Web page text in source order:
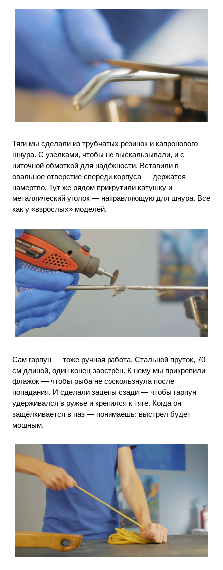
Тяги мы сделали из трубчатых резинок и капронового
шнура. С узелками, чтобы не выскальзывали, и с
ниточной обмоткой для надёжности. Вставили в
овальное отверстие спереди корпуса — держатся
намертво. Тут же рядом прикрутили катушку и
металлический уголок — направляющую для шнура. Все
как у «взрослых» моделей.
Сам гарпун — тоже ручная работа. Стальной пруток, 70
см длиной, один конец заострён. К нему мы прикрепили
флажок — чтобы рыба не соскользнула после
попадания. И сделали зацепы сзади — чтобы гарпун
удерживался в ружье и крепился к тяге. Когда он
защёлкивается в паз — понимаешь: выстрел будет
мощным.